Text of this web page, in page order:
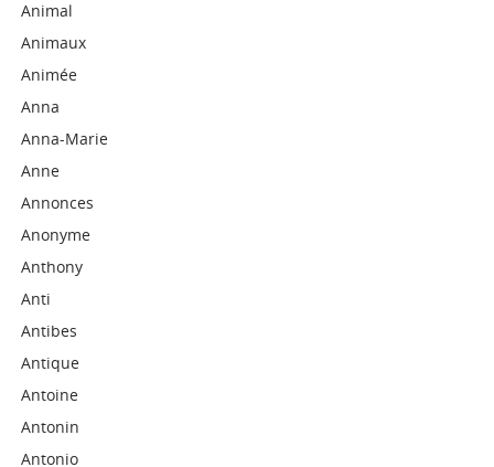
Animal
Animaux
Animée
Anna
Anna-Marie
Anne
Annonces
Anonyme
Anthony
Anti
Antibes
Antique
Antoine
Antonin
Antonio